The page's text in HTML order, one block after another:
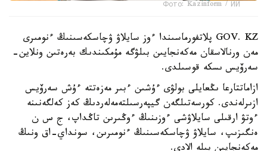
Фото: Kazinform / ИИ
GOV. KZ پلاتفورماسىندا ءوز سايلاۋ ۋچاسكەسىنىڭ ءنومىرى
مەن ورنالاسقان مەكەنجايىن بىلۋگە مۇمكىندىك بەرەتىن ونلاين-
سەرۆيس ىسكە قوسىلدى.
ازاماتتارعا ىڭعايلى بولۋى ءۇشىن ءبىر مەزەتتە ءۇش سەرۆيس
ازىرلەندى. كورسەتىلگەن گيپەرسىلتەمەلەردىڭ كەز كەلگەنىنە
ءوتۋ ارقىلى سايلاۋشى ءوزىنىڭ ءوڭىرىن تاڭداپ، ج س ن
ەنگىزىپ، سايلاۋ ۋچاسكەسىنىڭ ءنومىرىن، سونداي-اق ونىڭ